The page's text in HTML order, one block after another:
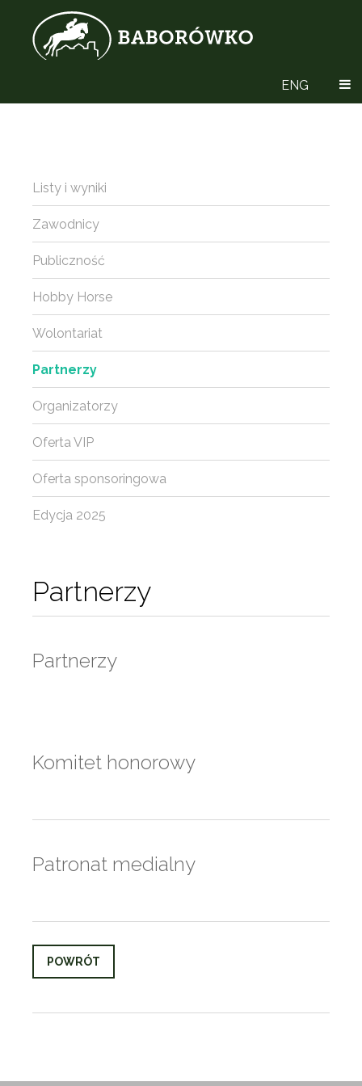
ENG
Partnerzy
Partnerzy
Komitet honorowy
Patronat medialny
POWRÓT
Listy i wyniki
Zawodnicy
Publiczność
Hobby Horse
Wolontariat
Partnerzy
Organizatorzy
Oferta VIP
Oferta sponsoringowa
Edycja 2025